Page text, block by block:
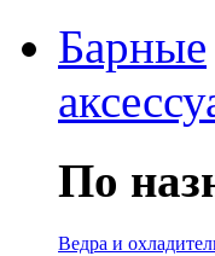
Барные
По
Ведра и